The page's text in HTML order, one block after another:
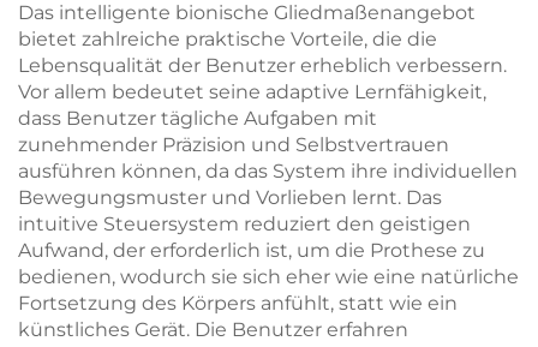
Das intelligente bionische Gliedmaßenangebot
bietet zahlreiche praktische Vorteile, die die
Lebensqualität der Benutzer erheblich verbessern.
Vor allem bedeutet seine adaptive Lernfähigkeit,
dass Benutzer tägliche Aufgaben mit
zunehmender Präzision und Selbstvertrauen
ausführen können, da das System ihre individuellen
Bewegungsmuster und Vorlieben lernt. Das
intuitive Steuersystem reduziert den geistigen
Aufwand, der erforderlich ist, um die Prothese zu
bedienen, wodurch sie sich eher wie eine natürliche
Fortsetzung des Körpers anfühlt, statt wie ein
künstliches Gerät. Die Benutzer erfahren